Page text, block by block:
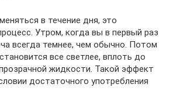
в течение дня, это
Утром, когда вы в первый раз
всегда темнее, чем обычно. Потом
все светлее, вплоть до
жидкости. Такой эффект
достаточного употребления